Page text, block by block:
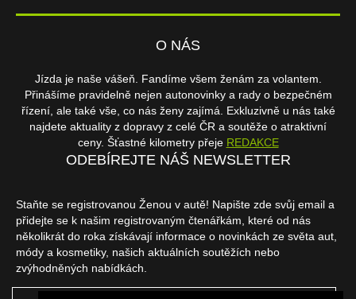
O NÁS
Jízda je naše vášeň. Fandíme všem ženám za volantem.
Přinášíme pravidelně nejen autonovinky a rady o bezpečném
řízení, ale také vše, co nás ženy zajímá. Exkluzivně u nás také
najdete aktuality z dopravy z celé ČR a soutěže o atraktivní
ceny. Šťastné kilometry přeje REDAKCE
ODEBÍREJTE NÁŠ NEWSLETTER
Staňte se registrovanou Ženou v autě! Napište zde svůj email a
přidejte se k našim registrovaným čtenářkám, které od nás
několikrát do roka získávají informace o novinkách ze světa aut,
módy a kosmetiky, našich aktuálních soutěžích nebo
zvýhodněných nabídkách.